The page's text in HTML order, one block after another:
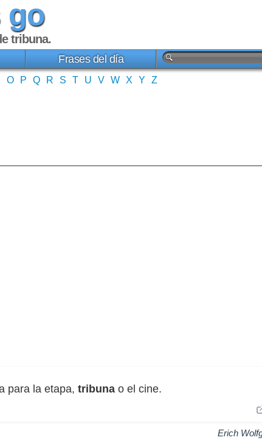
go
tribuna.
Frases del día
O P Q R S T U V W X Y Z
para la etapa, tribuna o el cine.
Erich